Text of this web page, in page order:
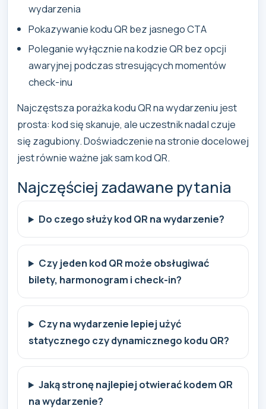
wydarzenia
Pokazywanie kodu QR bez jasnego CTA
Poleganie wyłącznie na kodzie QR bez opcji
awaryjnej podczas stresujących momentów
check-inu
Najczęstsza porażka kodu QR na wydarzeniu jest
prosta: kod się skanuje, ale uczestnik nadal czuje
się zagubiony. Doświadczenie na stronie docelowej
jest równie ważne jak sam kod QR.
Najczęściej zadawane pytania
Do czego służy kod QR na wydarzenie?
Czy jeden kod QR może obsługiwać
bilety, harmonogram i check-in?
Czy na wydarzenie lepiej użyć
statycznego czy dynamicznego kodu QR?
Jaką stronę najlepiej otwierać kodem QR
na wydarzenie?